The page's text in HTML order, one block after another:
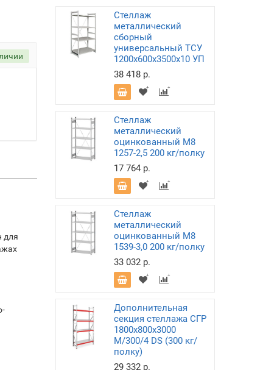
для
Стеллаж
металлический
сборный
универсальный ТСУ
1200х600х3500х10 УП
38 418 р.
Стеллаж
металлический
оцинкованный М8
1257-2,5 200 кг/полку
17 764 р.
Стеллаж
металлический
оцинкованный М8
1539-3,0 200 кг/полку
33 032 р.
Дополнительная
секция стеллажа СГР
1800х800х3000
M/300/4 DS (300 кг/
полку)
29 332 р.